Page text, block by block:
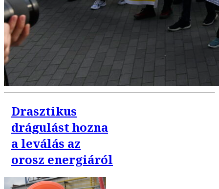
Drasztikus
drágulást hozna
a leválás az
orosz energiáról